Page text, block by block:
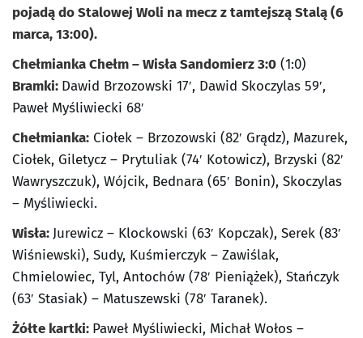
pojadą do Stalowej Woli na mecz z tamtejszą Stalą (6
marca, 13:00).
Chełmianka Chełm – Wisła Sandomierz 3:0 (1:0)
Bramki: Dawid Brzozowski 17′, Dawid Skoczylas 59′,
Paweł Myśliwiecki 68′
Chełmianka: Ciołek – Brzozowski (82′ Grądz), Mazurek,
Ciołek, Giletycz – Prytuliak (74′ Kotowicz), Brzyski (82′
Wawryszczuk), Wójcik, Bednara (65′ Bonin), Skoczylas
– Myśliwiecki.
Wisła: Jurewicz – Klockowski (63′ Kopczak), Serek (83′
Wiśniewski), Sudy, Kuśmierczyk – Zawiślak,
Chmielowiec, Tyl, Antochów (78′ Pieniążek), Stańczyk
(63′ Stasiak) – Matuszewski (78′ Taranek).
Żółte kartki: Paweł Myśliwiecki, Michał Wołos –